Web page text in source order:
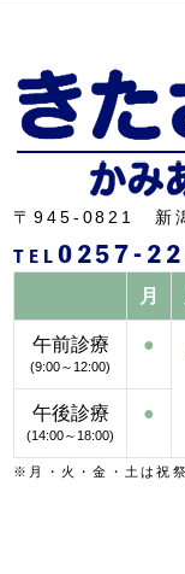
〒945-0821 新
TEL 0257-
月
午前診療
(9:00～12:00)
●
午後診療
(14:00～18:00)
●
※月・火・金・土は祝